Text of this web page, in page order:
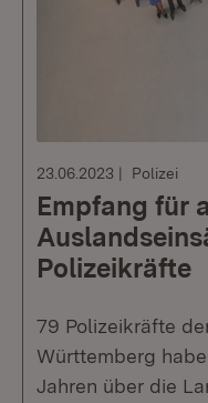
23.06.2023 Polizei
Empfang für
Polizeikräfte
79 Polizeikräfte
Württemberg
Jahren über die